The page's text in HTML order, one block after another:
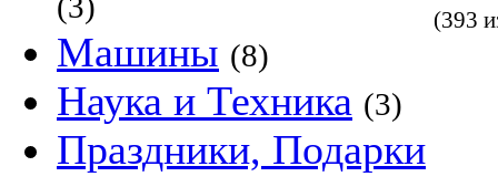
Машины (8)
Наука и Техника (3)
Праздники, Подарки
(393